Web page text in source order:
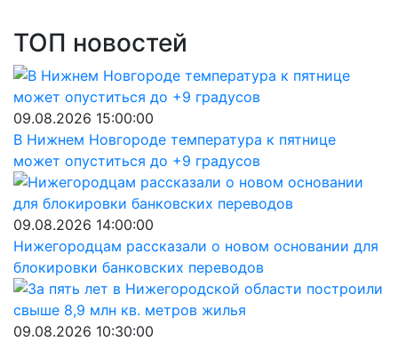
ТОП новостей
09.08.2026 15:00:00
В Нижнем Новгороде температура к пятнице
может опуститься до +9 градусов
09.08.2026 14:00:00
Нижегородцам рассказали о новом основании для
блокировки банковских переводов
09.08.2026 10:30:00